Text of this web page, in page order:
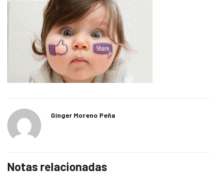
Ginger Moreno Peña
Notas relacionadas